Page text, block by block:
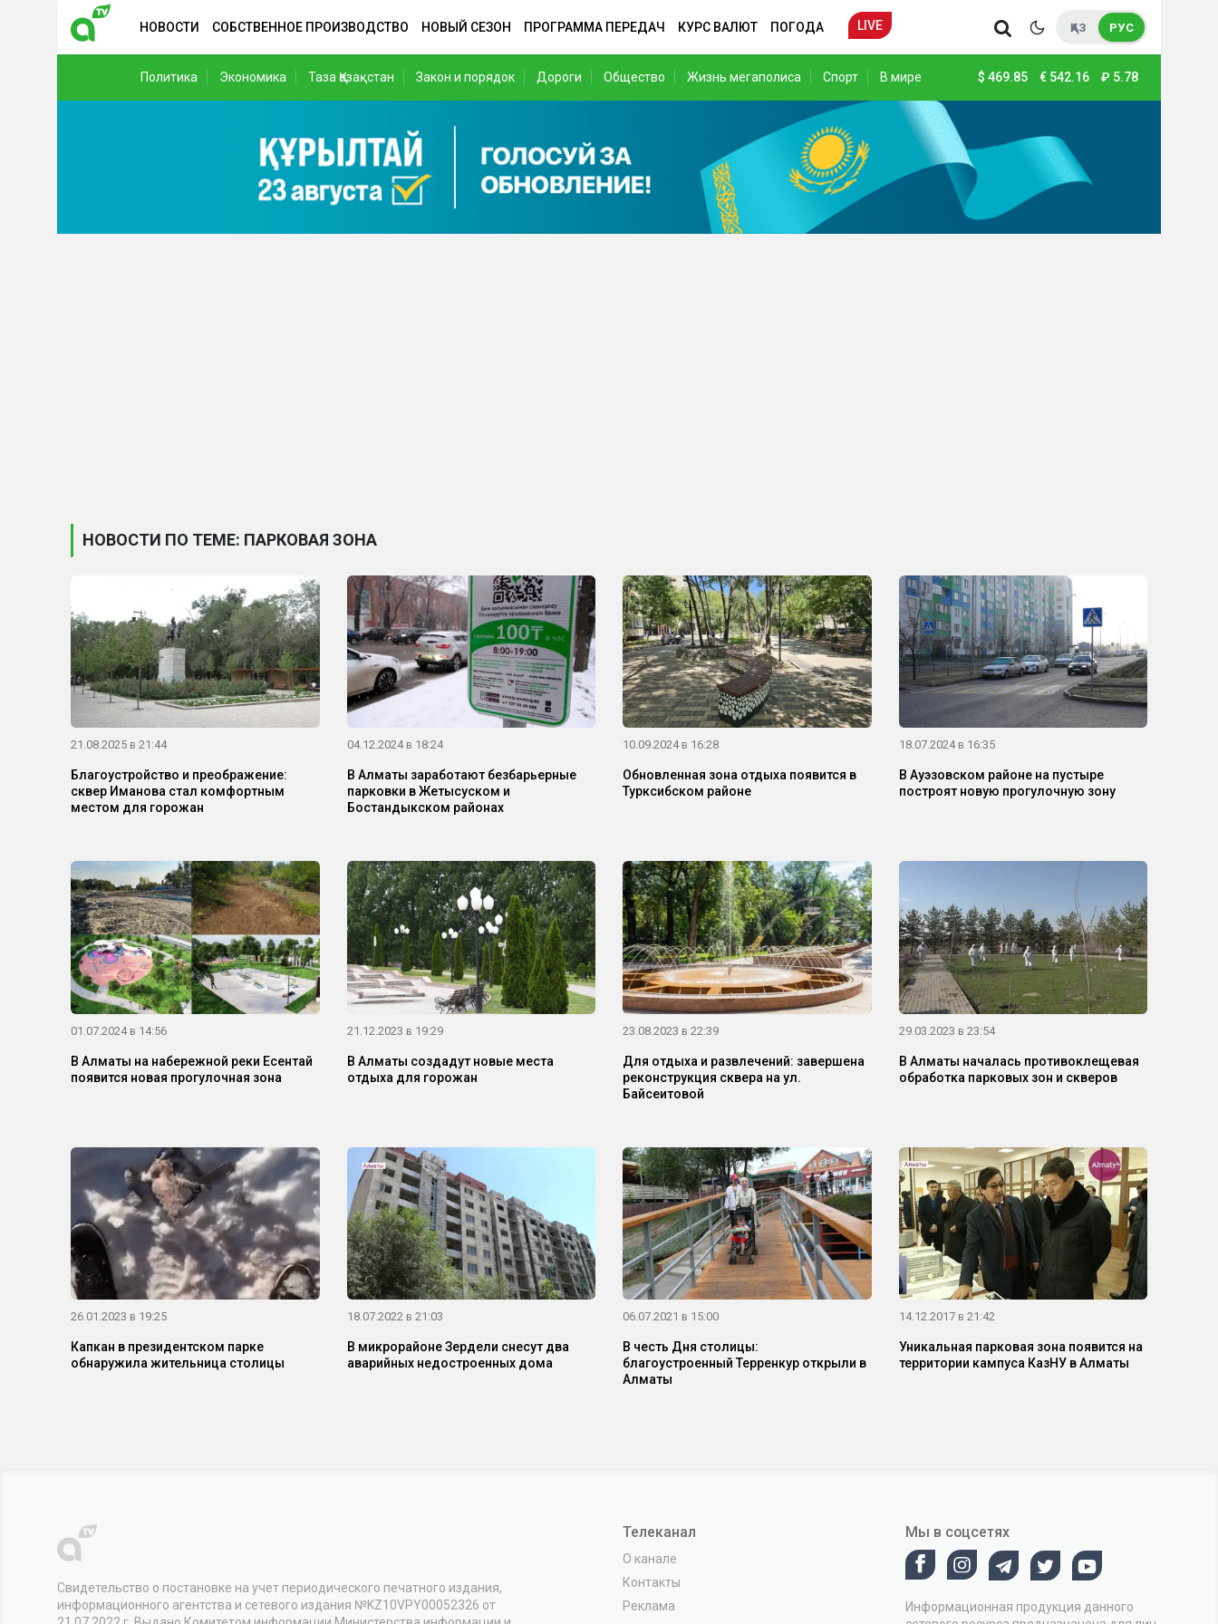
НОВОСТИ СОБСТВЕННОЕ ПРОИЗВОДСТВО НОВЫЙ СЕЗОН ПРОГРАММА ПЕРЕДАЧ КУРС ВАЛЮТ ПОГОДА LIVE ҚАЗ РУС
Политика Экономика Таза Қазақстан Закон и порядок Дороги Общество Жизнь мегаполиса Спорт В мире $ 469.85 € 542.16 ₽ 5.78
НОВОСТИ ПО ТЕМЕ: ПАРКОВАЯ ЗОНА
21.08.2025 в 21:44
Благоустройство и преображение:
сквер Иманова стал комфортным
местом для горожан
04.12.2024 в 18:24
В Алматы заработают безбарьерные
парковки в Жетысуском и
Бостандыкском районах
10.09.2024 в 16:28
Обновленная зона отдыха появится в
Турксибском районе
18.07.2024 в 16:35
В Ауэзовском районе на пустыре
построят новую прогулочную зону
01.07.2024 в 14:56
В Алматы на набережной реки Есентай
появится новая прогулочная зона
21.12.2023 в 19:29
В Алматы создадут новые места
отдыха для горожан
23.08.2023 в 22:39
Для отдыха и развлечений: завершена
реконструкция сквера на ул.
Байсеитовой
29.03.2023 в 23:54
В Алматы началась противоклещевая
обработка парковых зон и скверов
26.01.2023 в 19:25
Капкан в президентском парке
обнаружила жительница столицы
18.07.2022 в 21:03
В микрорайоне Зердели снесут два
аварийных недостроенных дома
06.07.2021 в 15:00
В честь Дня столицы:
благоустроенный Терренкур открыли в
Алматы
14.12.2017 в 21:42
Уникальная парковая зона появится на
территории кампуса КазНУ в Алматы
Свидетельство о постановке на учет периодического печатного издания,
информационного агентства и сетевого издания №KZ10VPY00052326 от
Телеканал
О канале
Контакты
Реклама
Мы в соцсетях
Информационная продукция данного